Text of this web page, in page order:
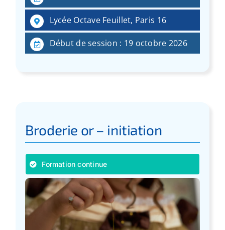
Lycée Octave Feuillet, Paris 16
Début de session : 19 octobre 2026
Broderie or – initiation
Formation continue